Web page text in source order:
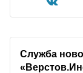
Служба